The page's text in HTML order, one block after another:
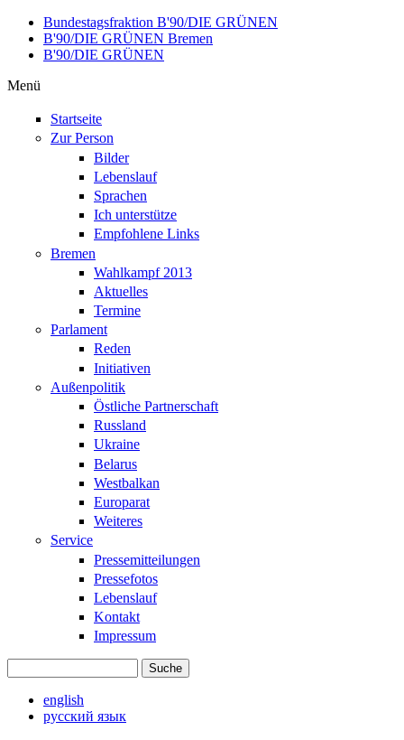
Direkt zum Inhalt
Bundestagsfraktion B'90/DIE GRÜNEN
B'90/DIE GRÜNEN Bremen
B'90/DIE GRÜNEN
Menü
Startseite
Zur Person
Bilder
Lebenslauf
Sprachen
Ich unterstütze
Empfohlene Links
Bremen
Wahlkampf 2013
Aktuelles
Termine
Parlament
Reden
Initiativen
Außenpolitik
Östliche Partnerschaft
Russland
Ukraine
Belarus
Westbalkan
Europarat
Weiteres
Service
Pressemitteilungen
Pressefotos
Lebenslauf
Kontakt
Impressum
english
русский язык